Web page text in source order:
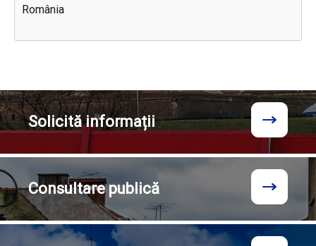
România
Solicităinformații
Consultarepublică